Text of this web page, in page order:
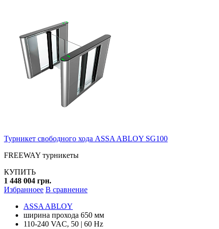
Турникет свободного хода ASSA ABLOY SG100
FREEWAY турникеты
КУПИТЬ
1 448 004 грн.
Избранноее В сравнение
ASSA ABLOY
ширина прохода 650 мм
110-240 VAC, 50 | 60 Hz